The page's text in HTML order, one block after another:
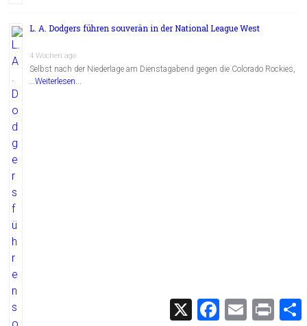
L. A. Dodgers führen souverän in der National League West
4 Wochen ago
Selbst nach der Niederlage am Dienstagabend gegen die Colorado Rockies,
…Weiterlesen...
X
F
E
m
P